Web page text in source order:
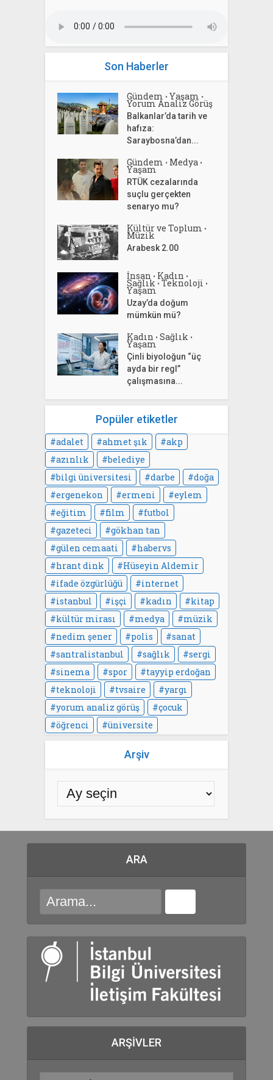
Son Haberler
Gündem • Yaşam •
Yorum Analiz Görüş
Balkanlar’da tarih ve
hafıza:
Saraybosna’dan...
Gündem • Medya •
Yaşam
RTÜK cezalarında
suçlu gerçekten
senaryo mu?
Kültür ve Toplum •
Müzik
Arabesk 2.00
İnsan • Kadın •
Sağlık • Teknoloji •
Yaşam
Uzay’da doğum
mümkün mü?
Kadın • Sağlık •
Yaşam
Çinli biyoloğun “üç
ayda bir regl”
çalışmasına...
Popüler etiketler
adalet ahmet şık
akp
azınlık
belediye
bilgi üniversitesi
darbe
doğa
ergenekon
ermeni
eylem
eğitim
film
futbol
gazeteci
gökhan tan
gülen cemaati
habervs
hrant dink
Hüseyin Aldemir
ifade özgürlüğü
internet
istanbul
işçi kadın
kitap
kültür mirası
medya
müzik
nedim şener
polis
sanat
santralistanbul
sağlık
sergi
sinema
spor
tayyip erdoğan
teknoloji
tvsaire
yargı
yorum analiz görüş
çocuk
öğrenci
üniversite
Arşiv
ARA
ARŞIVLER